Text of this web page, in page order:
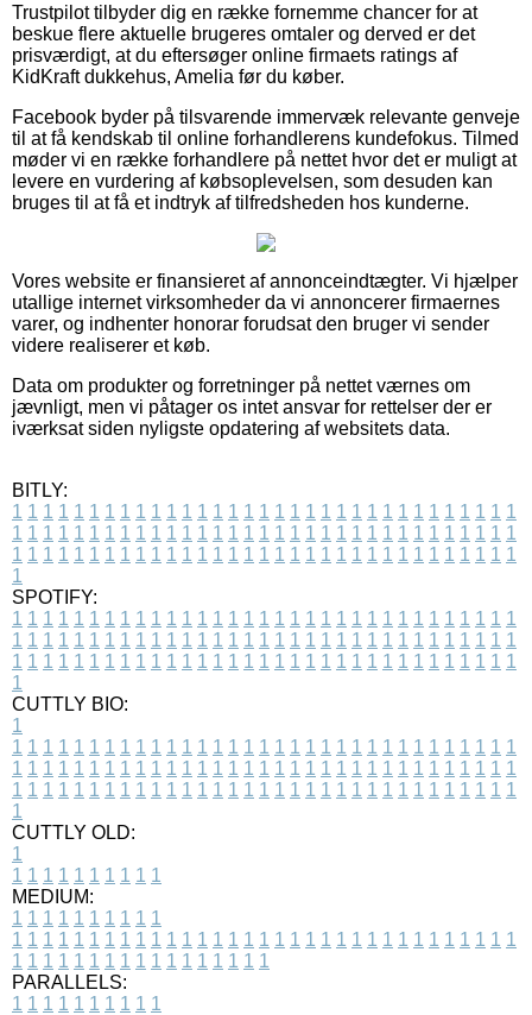
Trustpilot tilbyder dig en række fornemme chancer for at
beskue flere aktuelle brugeres omtaler og derved er det
prisværdigt, at du eftersøger online firmaets ratings af
KidKraft dukkehus, Amelia før du køber.
Facebook byder på tilsvarende immervæk relevante genveje
til at få kendskab til online forhandlerens kundefokus. Tilmed
møder vi en række forhandlere på nettet hvor det er muligt at
levere en vurdering af købsoplevelsen, som desuden kan
bruges til at få et indtryk af tilfredsheden hos kunderne.
Vores website er finansieret af annonceindtægter. Vi hjælper
utallige internet virksomheder da vi annoncerer firmaernes
varer, og indhenter honorar forudsat den bruger vi sender
videre realiserer et køb.
Data om produkter og forretninger på nettet værnes om
jævnligt, men vi påtager os intet ansvar for rettelser der er
iværksat siden nyligste opdatering af websitets data.
BITLY:
1 1 1 1 1 1 1 1 1 1 1 1 1 1 1 1 1 1 1 1 1 1 1 1 1 1 1 1 1 1 1 1 1
1 1 1 1 1 1 1 1 1 1 1 1 1 1 1 1 1 1 1 1 1 1 1 1 1 1 1 1 1 1 1 1 1
1 1 1 1 1 1 1 1 1 1 1 1 1 1 1 1 1 1 1 1 1 1 1 1 1 1 1 1 1 1 1 1 1
1
SPOTIFY:
1 1 1 1 1 1 1 1 1 1 1 1 1 1 1 1 1 1 1 1 1 1 1 1 1 1 1 1 1 1 1 1 1
1 1 1 1 1 1 1 1 1 1 1 1 1 1 1 1 1 1 1 1 1 1 1 1 1 1 1 1 1 1 1 1 1
1 1 1 1 1 1 1 1 1 1 1 1 1 1 1 1 1 1 1 1 1 1 1 1 1 1 1 1 1 1 1 1 1
1
CUTTLY BIO:
1
1 1 1 1 1 1 1 1 1 1 1 1 1 1 1 1 1 1 1 1 1 1 1 1 1 1 1 1 1 1 1 1 1
1 1 1 1 1 1 1 1 1 1 1 1 1 1 1 1 1 1 1 1 1 1 1 1 1 1 1 1 1 1 1 1 1
1 1 1 1 1 1 1 1 1 1 1 1 1 1 1 1 1 1 1 1 1 1 1 1 1 1 1 1 1 1 1 1 1
1
CUTTLY OLD:
1
1 1 1 1 1 1 1 1 1 1
MEDIUM:
1 1 1 1 1 1 1 1 1 1
1 1 1 1 1 1 1 1 1 1 1 1 1 1 1 1 1 1 1 1 1 1 1 1 1 1 1 1 1 1 1 1 1
1 1 1 1 1 1 1 1 1 1 1 1 1 1 1 1 1
PARALLELS:
1 1 1 1 1 1 1 1 1 1